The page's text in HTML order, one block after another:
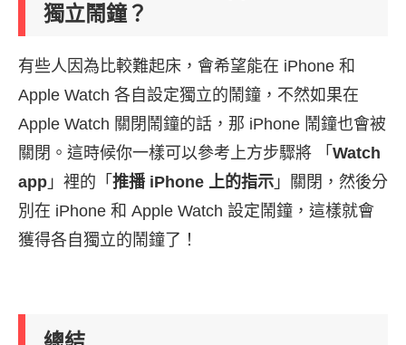
獨立鬧鐘？
有些人因為比較難起床，會希望能在 iPhone 和
Apple Watch 各自設定獨立的鬧鐘，不然如果在
Apple Watch 關閉鬧鐘的話，那 iPhone 鬧鐘也會被
關閉。這時候你一樣可以參考上方步驟將 「 Watch
app 」裡的「 推播 iPhone 上的指示 」關閉，然後分
別在 iPhone 和 Apple Watch 設定鬧鐘，這樣就會
獲得各自獨立的鬧鐘了！